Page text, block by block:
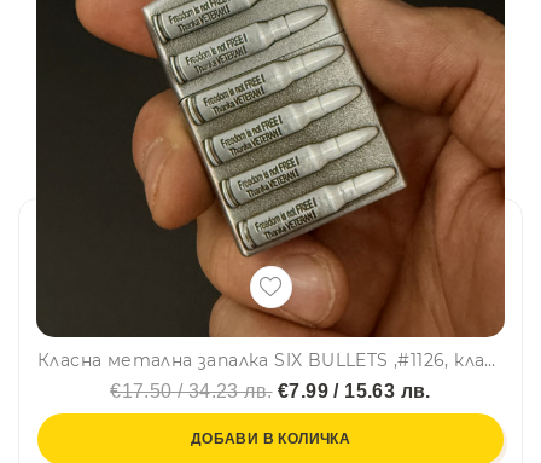
Класна метална запалка SIX BULLETS ,#1126, класически дизайн, на газ с камъче и подаръчна кутия
€17.50 / 34.23 лв.€7.99 / 15.63 лв.
ДОБАВИ В КОЛИЧКА